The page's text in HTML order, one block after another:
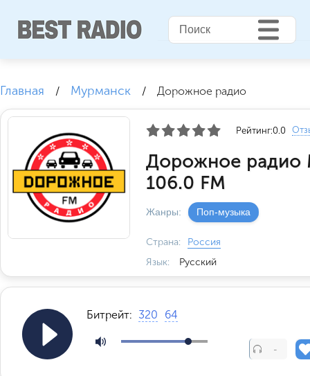
Главная / Мурманск / Дорожное радио
Рейтинг:0.0
Дорожное радио
106.0 FM
Жанры: Поп-музыка
Страна:
Россия
Язык:
Русский
Битрейт: 320 64
-